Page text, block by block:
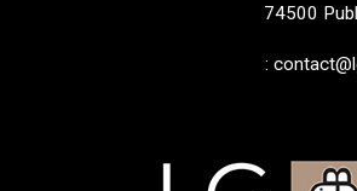
74500
: